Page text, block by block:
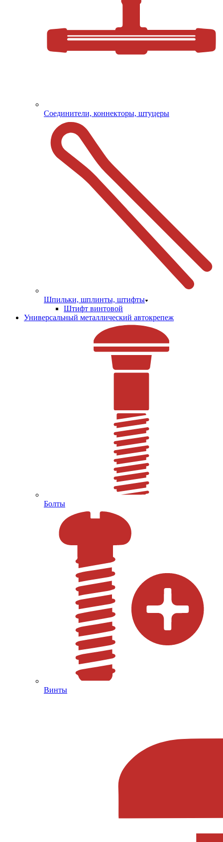
Соединители, коннекторы, штуцеры
Шпильки, шплинты, штифты
Штифт винтовой
Универсальный металлический автокрепеж
Болты
Винты